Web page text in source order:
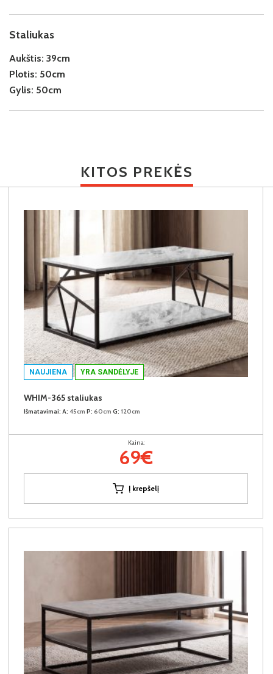
Staliukas
Aukštis: 39cm
Plotis: 50cm
Gylis: 50cm
KITOS PREKĖS
NAUJIENA YRA SANDĖLYJE
WHIM-365 staliukas
Išmatavimai: A: 45cm P: 60cm G: 120cm
Kaina:
69€
Į krepšelį